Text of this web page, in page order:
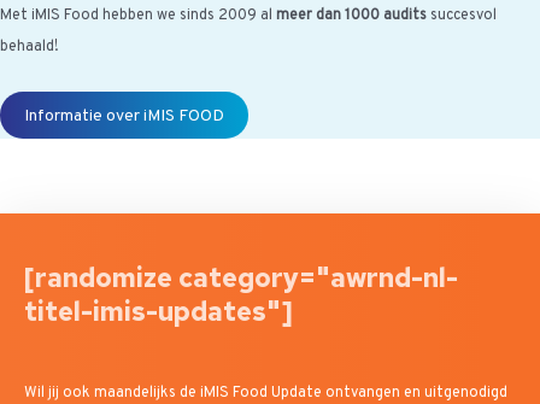
Met iMIS Food hebben we sinds 2009 al meer dan 1000 audits succesvol
behaald!
Informatie over iMIS FOOD
[randomize category="awrnd-nl-
titel-imis-updates"]
Wil jij ook maandelijks de iMIS Food Update ontvangen en uitgenodigd